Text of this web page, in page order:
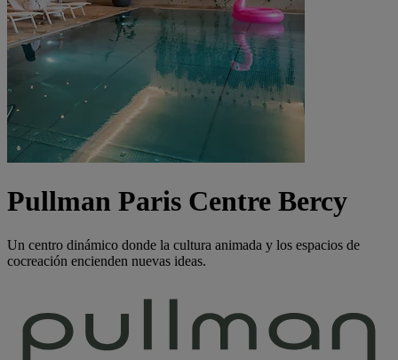
Pullman Paris Centre Bercy
Un centro dinámico donde la cultura animada y los espacios de
cocreación encienden nuevas ideas.